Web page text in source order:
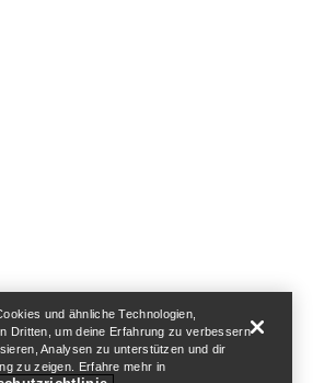
und ähnliche Technologien,
Dritten, um deine Erfahrung zu verbessern
Analysen zu unterstützen und dir
zu zeigen. Erfahre mehr in